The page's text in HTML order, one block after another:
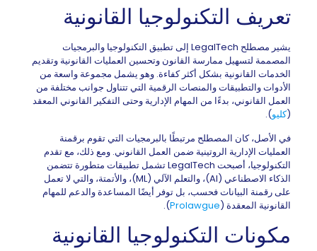
تعريف التكنولوجيا القانونية
يشير مصطلح LegalTech إلى تطبيق التكنولوجيا والبرمجيات
المصممة لتسهيل ممارسة القانون وتحسين العمليات القانونية وتقديم
الخدمات القانونية بشكل أكثر كفاءة. وهو يشمل مجموعة واسعة من
الأدوات والتطبيقات والمنصات الرقمية التي تتناول جوانب مختلفة من
العمل القانوني، بدءًا من المهام الإدارية وحتى التفكير القانوني المعقد
(كليو).
في الأصل، كان المصطلح مرتبطًا بالبرمجيات التي تقوم برقمنة
العمليات الإدارية الروتينية ضمن العمل القانوني. ومع ذلك، مع تقدم
التكنولوجيا، أصبحت LegalTech تشمل تطبيقات متطورة تتضمن
الذكاء الاصطناعي (AI)، والتعلم الآلي (ML)، والأتمتة، والتي لا تعمل
على رقمنة البيانات فحسب، بل توفر أيضًا المساعدة والدعم للمهام
القانونية المعقدة (Prolawgue
).
مكونات التكنولوجيا القانونية